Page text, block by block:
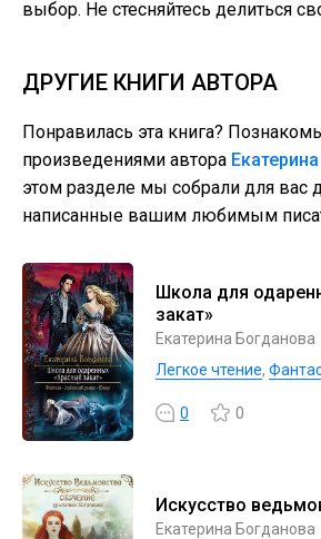
выбор. Не стесняйтесь делиться
ДРУГИЕ КНИГИ АВТОРА
Понравилась эта книга?
произведениями автора
этом разделе мы собрали для вас
написанные вашим любимым
Школа для
закат»
Екатерина Богданова
Легкое чтение,
0 0
Искусство
Екатерина Богданова